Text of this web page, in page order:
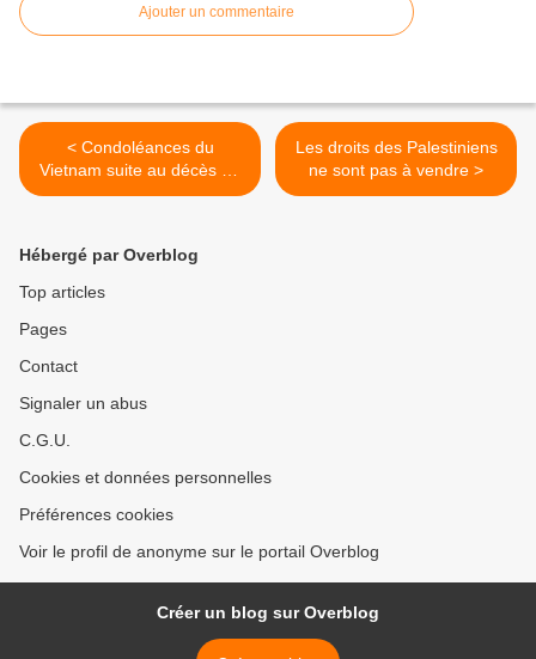
Ajouter un commentaire
< Condoléances du
Vietnam suite au décès de
l'ancien président chypriote
Les droits des Palestiniens
ne sont pas à vendre >
Hébergé par Overblog
Top articles
Pages
Contact
Signaler un abus
C.G.U.
Cookies et données personnelles
Préférences cookies
Voir le profil de anonyme sur le portail Overblog
Créer un blog sur Overblog